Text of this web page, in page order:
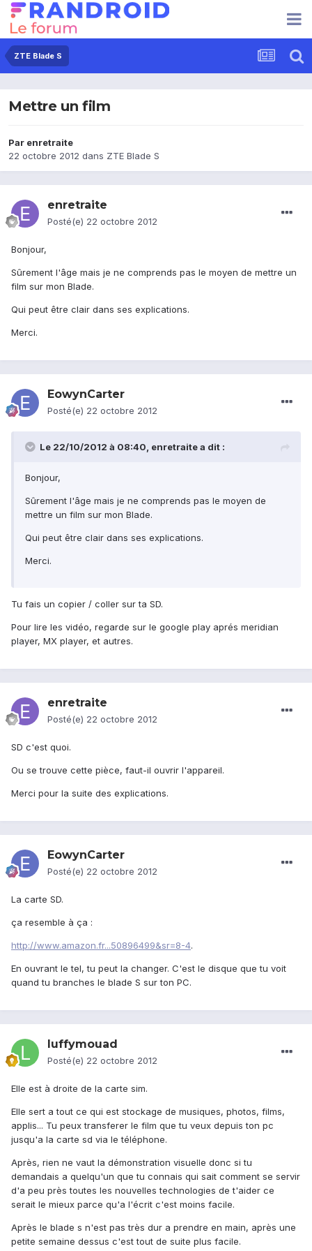
ZTE Blade S
Mettre un film
Par enretraite
22 octobre 2012 dans ZTE Blade S
enretraite
Posté(e) 22 octobre 2012
Bonjour,
Sûrement l'âge mais je ne comprends pas le moyen de mettre un
film sur mon Blade.
Qui peut être clair dans ses explications.
Merci.
EowynCarter
Posté(e) 22 octobre 2012
Le 22/10/2012 à 08:40, enretraite a dit :
Bonjour,
Sûrement l'âge mais je ne comprends pas le moyen de
mettre un film sur mon Blade.
Qui peut être clair dans ses explications.
Merci.
Tu fais un copier / coller sur ta SD.
Pour lire les vidéo, regarde sur le google play aprés meridian
player, MX player, et autres.
enretraite
Posté(e) 22 octobre 2012
SD c'est quoi.
Ou se trouve cette pièce, faut-il ouvrir l'appareil.
Merci pour la suite des explications.
EowynCarter
Posté(e) 22 octobre 2012
La carte SD.
ça resemble à ça :
http://www.amazon.fr...50896499&sr=8-4.
En ouvrant le tel, tu peut la changer. C'est le disque que tu voit
quand tu branches le blade S sur ton PC.
luffymouad
Posté(e) 22 octobre 2012
Elle est à droite de la carte sim.
Elle sert a tout ce qui est stockage de musiques, photos, films,
applis... Tu peux transferer le film que tu veux depuis ton pc
jusqu'a la carte sd via le téléphone.
Après, rien ne vaut la démonstration visuelle donc si tu
demandais a quelqu'un que tu connais qui sait comment se servir
d'a peu près toutes les nouvelles technologies de t'aider ce
serait le mieux parce qu'a l'écrit c'est moins facile.
Après le blade s n'est pas très dur a prendre en main, après une
petite semaine dessus c'est tout de suite plus facile.